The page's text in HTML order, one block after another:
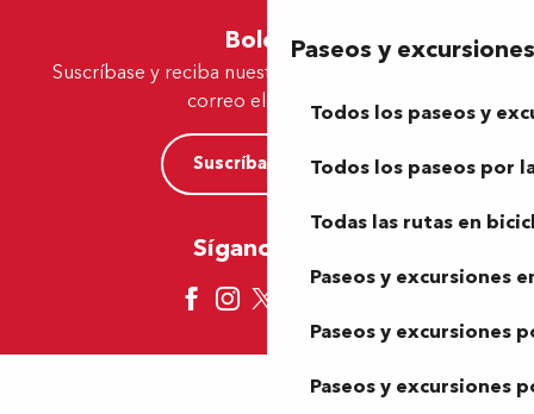
Paseos y excursiones
Todos los paseos y
Todos los paseos por
Todas las rutas en
Paseos y excursiones
Paseos y excursiones
Paseos y excursiones
Boletín
Suscríbase y reciba nuestras ofertas y noticias por
correo electrónico
Suscríbase ahora
Síganos aquí